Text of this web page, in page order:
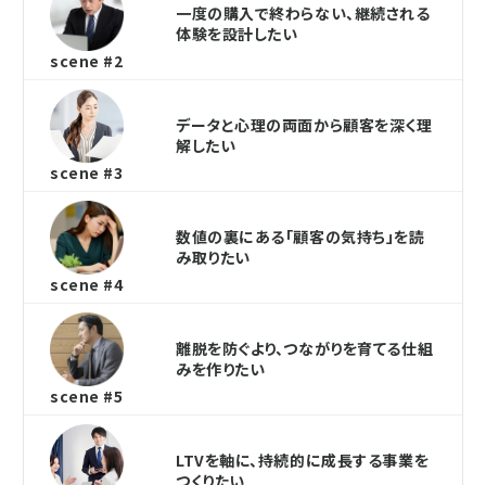
scene #2
一度の購入で終わらない、継続される
体験を設計したい
scene #3
データと心理の両面から顧客を深く理
解したい
scene #4
数値の裏にある「顧客の気持ち」を読
み取りたい
scene #5
離脱を防ぐより、つながりを育てる仕組
みを作りたい
LTVを軸に、持続的に成長する事業を
つくりたい